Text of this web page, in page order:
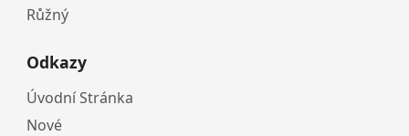
Růžný
Odkazy
Úvodní Stránka
Nové